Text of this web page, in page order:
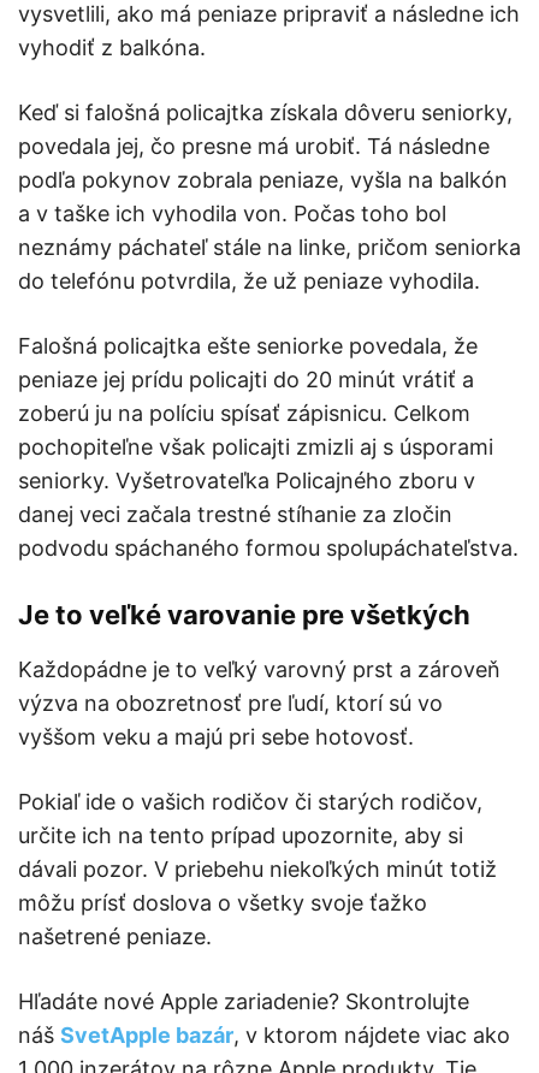
vysvetlili, ako má peniaze pripraviť a následne ich
vyhodiť z balkóna.
Keď si falošná policajtka získala dôveru seniorky,
povedala jej, čo presne má urobiť. Tá následne
podľa pokynov zobrala peniaze, vyšla na balkón
a v taške ich vyhodila von. Počas toho bol
neznámy páchateľ stále na linke, pričom seniorka
do telefónu potvrdila, že už peniaze vyhodila.
Falošná policajtka ešte seniorke povedala, že
peniaze jej prídu policajti do 20 minút vrátiť a
zoberú ju na políciu spísať zápisnicu. Celkom
pochopiteľne však policajti zmizli aj s úsporami
seniorky. Vyšetrovateľka Policajného zboru v
danej veci začala trestné stíhanie za zločin
podvodu spáchaného formou spolupáchateľstva.
Je to veľké varovanie pre všetkých
Každopádne je to veľký varovný prst a zároveň
výzva na obozretnosť pre ľudí, ktorí sú vo
vyššom veku a majú pri sebe hotovosť.
Pokiaľ ide o vašich rodičov či starých rodičov,
určite ich na tento prípad upozornite, aby si
dávali pozor. V priebehu niekoľkých minút totiž
môžu prísť doslova o všetky svoje ťažko
našetrené peniaze.
Hľadáte nové Apple zariadenie? Skontrolujte
náš SvetApple bazár, v ktorom nájdete viac ako